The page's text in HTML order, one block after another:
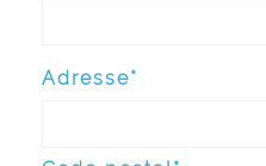
Adresse*